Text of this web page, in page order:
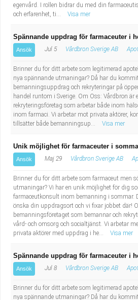
egenvård. I rollen bidrar du med din
och erfarenhet, ti...
Visa mer
Spännande uppdrag för farmaceuter i
Ansök Jul 5 Vårdbron Sverige AB
Brinner du för ditt arbete som legitimerad
nya spännande utmaningar? Då har du
bemanningsuppdrag och rekryteringar på
handel runtom i Sverige. Om Oss: Vårdbron är
rekryteringsföretag som arbetar både inom
inom farmaci. Vi arbetar mot privata aktörer,
tillsätter både bemanningsup...
Visa mer
Unik möjlighet för farmaceuter i
Ansök Maj 29 Vårdbron Sverige AB
Brinner du för ditt arbete som farmaceut men
utmaningar? Vi har en unik möjlighet för dig
farmaceutkonsult inom bemanning i sommar.
önska din uppdragsort och vi fixar jobbet där!
bemanningsföretaget som bemannar och
vård- och omsorg och socialtjänst. Vi arbetar
privata aktörer med uppdrag i he...
Visa mer
Spännande uppdrag för farmaceuter i
Ansök Jul 8 Vårdbron Sverige AB
Brinner du för ditt arbete som legitimerad
nya spännande utmaningar? Då har du